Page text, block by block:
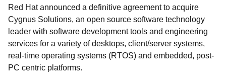
Red Hat announced a definitive agreement to acquire
Cygnus Solutions, an open source software technology
leader with software development tools and engineering
services for a variety of desktops, client/server systems,
real-time operating systems (RTOS) and embedded, post-
PC centric platforms.